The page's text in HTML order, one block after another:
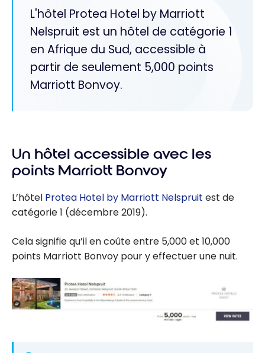
L'hôtel Protea Hotel by Marriott
Nelspruit est un hôtel de catégorie 1
en Afrique du Sud, accessible à
partir de seulement 5,000 points
Marriott Bonvoy.
Un hôtel accessible avec les
points Marriott Bonvoy
L’hôtel Protea Hotel by Marriott Nelspruit est de
catégorie 1 (décembre 2019).
Cela signifie qu’il en coûte entre 5,000 et 10,000
points Marriott Bonvoy pour y effectuer une nuit.